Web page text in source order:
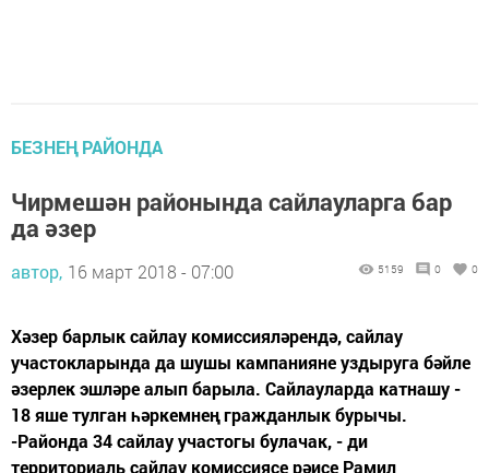
БЕЗНЕҢ РАЙОНДА
Чирмешән районында сайлауларга бар
да әзер
автор, 16 март 2018 - 07:00 5159 0 0
Хәзер барлык сайлау комиссияләрендә, сайлау
участокларында да шушы кампанияне уздыруга бәйле
әзерлек эшләре алып барыла. Сайлауларда катнашу -
18 яше тулган һәркемнең гражданлык бурычы.
-Районда 34 сайлау участогы булачак, - ди
территориаль сайлау комиссиясе рәисе Рамил